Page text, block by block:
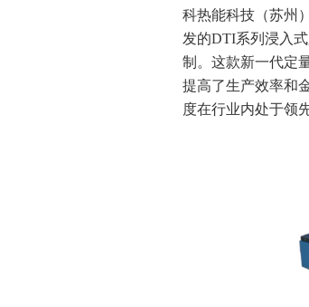
科热能科技（苏州
发的DTI系列浸入
制。这款新一代定
提高了生产效率和
度在行业内处于领